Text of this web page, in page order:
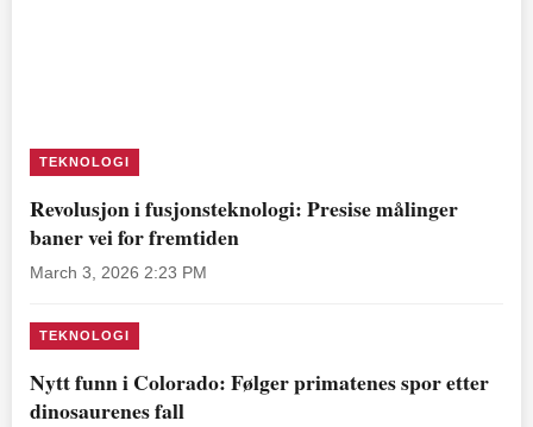
TEKNOLOGI
Revolusjon i fusjonsteknologi: Presise målinger
baner vei for fremtiden
March 3, 2026 2:23 PM
TEKNOLOGI
Nytt funn i Colorado: Følger primatenes spor etter
dinosaurenes fall